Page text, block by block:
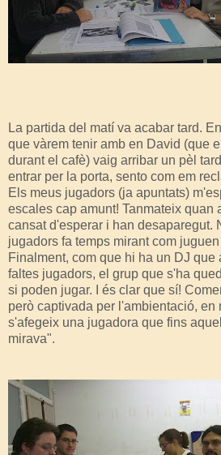
La partida del matí va acabar tard.
que vàrem tenir amb en David (que
durant el cafè) vaig arribar un pèl
entrar per la porta, sento com em
Els meus jugadors (ja apuntats)
escales cap amunt! Tanmateix quan
cansat d'esperar i han desaparegut.
jugadors fa temps mirant com
Finalment, com que hi ha un DJ que
faltes jugadors, el grup que s'ha
si poden jugar. I és clar que sí!
però captivada per l'ambientació, en
s'afegeix una jugadora que fins
mirava".